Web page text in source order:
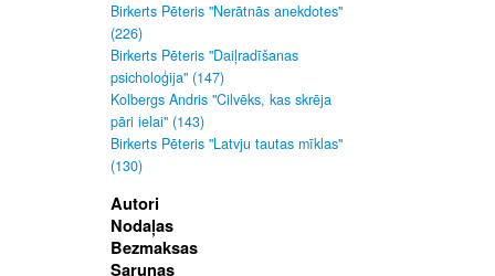
Birkerts Pēteris "Nerātnās anekdotes"
(226)
Birkerts Pēteris "Daiļradīšanas
psicholoģija" (147)
Kolbergs Andris "Cilvēks, kas skrēja
pāri ielai" (143)
Birkerts Pēteris "Latvju tautas mīklas"
(130)
Autori
Nodaļas
Bezmaksas
Sarunas